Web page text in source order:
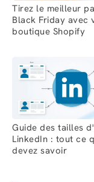
Tirez le meilleur
Black Friday avec
boutique Shopify
Guide des tailles
LinkedIn : tout ce
devez savoir